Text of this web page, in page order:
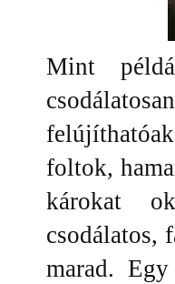
Mint
foltok,
károkat
csodálatos,
marad.